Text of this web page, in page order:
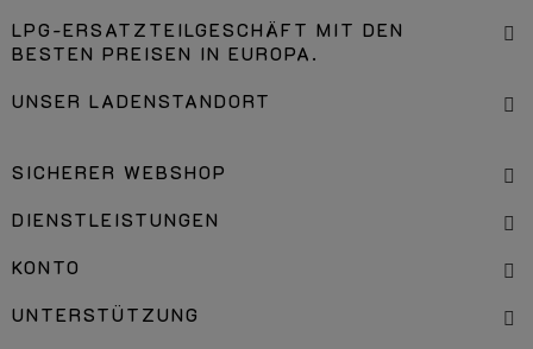
LPG-ERSATZTEILGESCHÄFT MIT DEN
BESTEN PREISEN IN EUROPA.
UNSER LADENSTANDORT
SICHERER WEBSHOP
DIENSTLEISTUNGEN
KONTO
UNTERSTÜTZUNG